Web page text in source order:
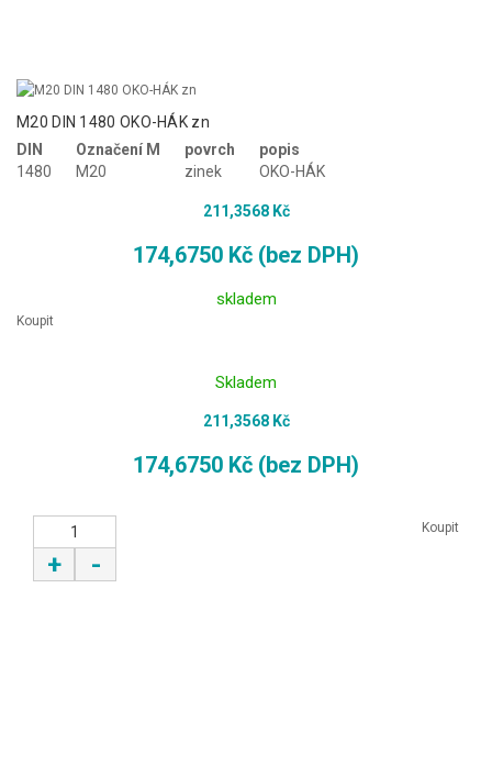
M20 DIN 1480 OKO-HÁK zn
DIN
1480
Označení M
M20
povrch
zinek
popis
OKO-HÁK
211,3568 Kč
174,6750 Kč (bez DPH)
skladem
Koupit
Skladem
211,3568 Kč
174,6750 Kč (bez DPH)
+ -
Koupit